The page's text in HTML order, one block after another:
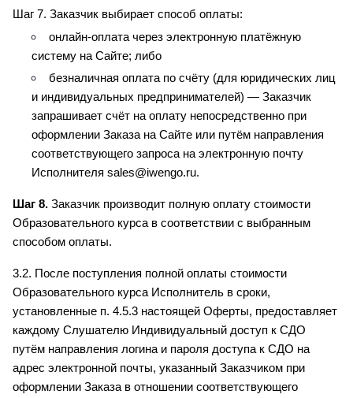
Шаг 7. Заказчик выбирает способ оплаты:
онлайн-оплата через электронную платёжную
систему на Сайте; либо
безналичная оплата по счёту (для юридических лиц
и индивидуальных предпринимателей) — Заказчик
запрашивает счёт на оплату непосредственно при
оформлении Заказа на Сайте или путём направления
соответствующего запроса на электронную почту
Исполнителя sales@iwengo.ru.
Шаг 8. Заказчик производит полную оплату стоимости
Образовательного курса в соответствии с выбранным
способом оплаты.
3.2. После поступления полной оплаты стоимости
Образовательного курса Исполнитель в сроки,
установленные п. 4.5.3 настоящей Оферты, предоставляет
каждому Слушателю Индивидуальный доступ к СДО
путём направления логина и пароля доступа к СДО на
адрес электронной почты, указанный Заказчиком при
оформлении Заказа в отношении соответствующего